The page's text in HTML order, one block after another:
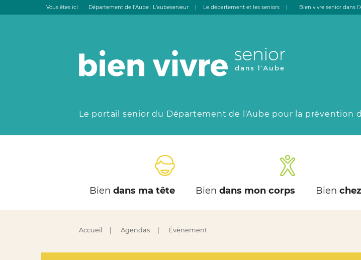
Vous êtes ici : Département de l’Aube : L’aubeserveur | Le département et les seniors | Bien vivre senior dans
Le portail senior du Département de l'Aube pour la prévention
Bien dans ma tête Bien dans mon corps Bien
Accueil Agendas Évènement